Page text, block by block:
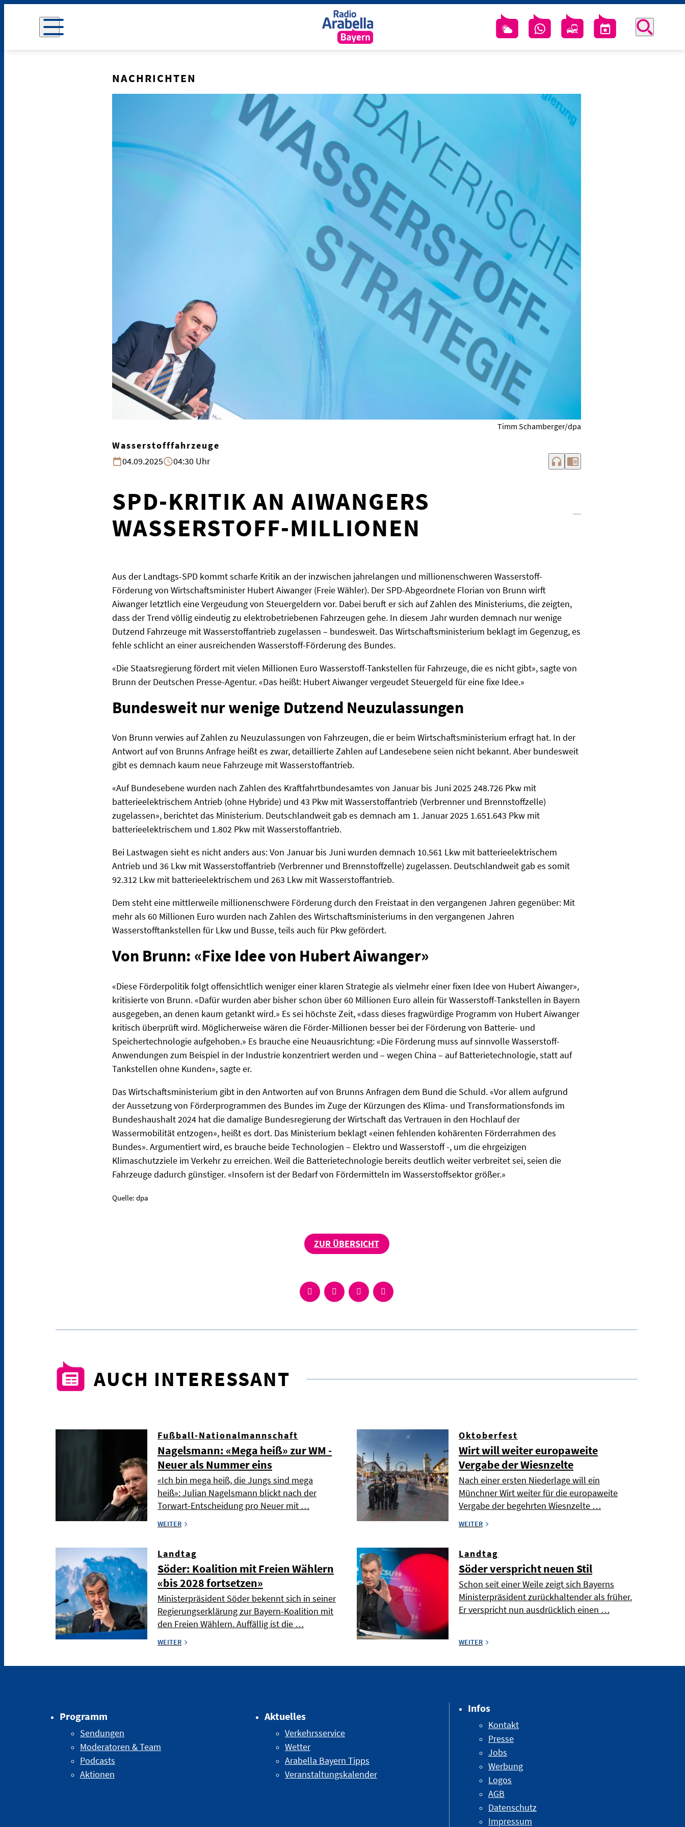
NACHRICHTEN
Timm Schamberger/dpa
Wasserstofffahrzeuge
04.09.2025
04:30 Uhr headphones chrome_reader_mode
SPD-KRITIK AN AIWANGERS
WASSERSTOFF-MILLIONEN
Aus der Landtags-SPD kommt scharfe Kritik an der inzwischen jahrelangen und millionenschweren Wasserstoff-
Förderung von Wirtschaftsminister Hubert Aiwanger (Freie Wähler). Der SPD-Abgeordnete Florian von Brunn wirft
Aiwanger letztlich eine Vergeudung von Steuergeldern vor. Dabei beruft er sich auf Zahlen des Ministeriums, die zeigten,
dass der Trend völlig eindeutig zu elektrobetriebenen Fahrzeugen gehe. In diesem Jahr wurden demnach nur wenige
Dutzend Fahrzeuge mit Wasserstoffantrieb zugelassen – bundesweit. Das Wirtschaftsministerium beklagt im Gegenzug, es
fehle schlicht an einer ausreichenden Wasserstoff-Förderung des Bundes.
«Die Staatsregierung fördert mit vielen Millionen Euro Wasserstoff-Tankstellen für Fahrzeuge, die es nicht gibt», sagte von
Brunn der Deutschen Presse-Agentur. «Das heißt: Hubert Aiwanger vergeudet Steuergeld für eine fixe Idee.»
Bundesweit nur wenige Dutzend Neuzulassungen
Von Brunn verwies auf Zahlen zu Neuzulassungen von Fahrzeugen, die er beim Wirtschaftsministerium erfragt hat. In der
Antwort auf von Brunns Anfrage heißt es zwar, detaillierte Zahlen auf Landesebene seien nicht bekannt. Aber bundesweit
gibt es demnach kaum neue Fahrzeuge mit Wasserstoffantrieb.
«Auf Bundesebene wurden nach Zahlen des Kraftfahrtbundesamtes von Januar bis Juni 2025 248.726 Pkw mit
batterieelektrischem Antrieb (ohne Hybride) und 43 Pkw mit Wasserstoffantrieb (Verbrenner und Brennstoffzelle)
zugelassen», berichtet das Ministerium. Deutschlandweit gab es demnach am 1. Januar 2025 1.651.643 Pkw mit
batterieelektrischem und 1.802 Pkw mit Wasserstoffantrieb.
Bei Lastwagen sieht es nicht anders aus: Von Januar bis Juni wurden demnach 10.561 Lkw mit batterieelektrischem
Antrieb und 36 Lkw mit Wasserstoffantrieb (Verbrenner und Brennstoffzelle) zugelassen. Deutschlandweit gab es somit
92.312 Lkw mit batterieelektrischem und 263 Lkw mit Wasserstoffantrieb.
Dem steht eine mittlerweile millionenschwere Förderung durch den Freistaat in den vergangenen Jahren gegenüber: Mit
mehr als 60 Millionen Euro wurden nach Zahlen des Wirtschaftsministeriums in den vergangenen Jahren
Wasserstofftankstellen für Lkw und Busse, teils auch für Pkw gefördert.
Von Brunn: «Fixe Idee von Hubert Aiwanger»
«Diese Förderpolitik folgt offensichtlich weniger einer klaren Strategie als vielmehr einer fixen Idee von Hubert Aiwanger»,
kritisierte von Brunn. «Dafür wurden aber bisher schon über 60 Millionen Euro allein für Wasserstoff-Tankstellen in Bayern
ausgegeben, an denen kaum getankt wird.» Es sei höchste Zeit, «dass dieses fragwürdige Programm von Hubert Aiwanger
kritisch überprüft wird. Möglicherweise wären die Förder-Millionen besser bei der Förderung von Batterie- und
Speichertechnologie aufgehoben.» Es brauche eine Neuausrichtung: «Die Förderung muss auf sinnvolle Wasserstoff-
Anwendungen zum Beispiel in der Industrie konzentriert werden und – wegen China – auf Batterietechnologie, statt auf
Tankstellen ohne Kunden», sagte er.
Das Wirtschaftsministerium gibt in den Antworten auf von Brunns Anfragen dem Bund die Schuld. «Vor allem aufgrund
der Aussetzung von Förderprogrammen des Bundes im Zuge der Kürzungen des Klima- und Transformationsfonds im
Bundeshaushalt 2024 hat die damalige Bundesregierung der Wirtschaft das Vertrauen in den Hochlauf der
Wassermobilität entzogen», heißt es dort. Das Ministerium beklagt «einen fehlenden kohärenten Förderrahmen des
Bundes». Argumentiert wird, es brauche beide Technologien – Elektro und Wasserstoff -, um die ehrgeizigen
Klimaschutzziele im Verkehr zu erreichen. Weil die Batterietechnologie bereits deutlich weiter verbreitet sei, seien die
Fahrzeuge dadurch günstiger. «Insofern ist der Bedarf von Fördermitteln im Wasserstoffsektor größer.»
Quelle: dpa
ZUR ÜBERSICHT
AUCH INTERESSANT
Fußball-Nationalmannschaft
Nagelsmann: «Mega heiß» zur WM -
Neuer als Nummer eins
«Ich bin mega heiß, die Jungs sind mega
heiß»: Julian Nagelsmann blickt nach der
Torwart-Entscheidung pro Neuer mit …
WEITER
Oktoberfest
Wirt will weiter europaweite
Vergabe der Wiesnzelte
Nach einer ersten Niederlage will ein
Münchner Wirt weiter für die europaweite
Vergabe der begehrten Wiesnzelte …
WEITER
Landtag
Söder: Koalition mit Freien Wählern
«bis 2028 fortsetzen»
Ministerpräsident Söder bekennt sich in seiner
Regierungserklärung zur Bayern-Koalition mit
den Freien Wählern. Auffällig ist die …
WEITER
Landtag
Söder verspricht neuen Stil
Schon seit einer Weile zeigt sich Bayerns
Ministerpräsident zurückhaltender als früher.
Er verspricht nun ausdrücklich einen …
WEITER
Programm
Sendungen
Moderatoren & Team
Podcasts
Aktionen
Aktuelles
Verkehrsservice
Wetter
Arabella Bayern Tipps
Veranstaltungskalender
Infos
Kontakt
Presse
Jobs
Werbung
Logos
AGB
Datenschutz
Impressum